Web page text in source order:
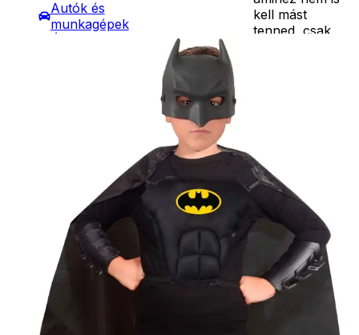
Autók és
munkagépek
Asztali játékok
Nyári játékok
- Homokozójátékok
- Műanyag hajók
- Hinta, csúszda
- Ütők, dobálók
- Strandcikkek
- Egyéb nyári játékok
Lábbal hajtós
Részletes
leírás
kell mást
tenned, csak
12 éves kor
között ajánlott.
Ár
Darab
Kosárba
Szállítás:
- Csomagautomata: 1190
forinttól
- Házhozszállítás: 2190